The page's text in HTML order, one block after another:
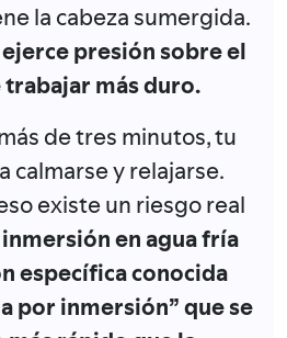
la cabeza sumergida.
presión sobre el
más duro.
de tres minutos, tu
calmarse y relajarse.
existe un riesgo real
inmersión en agua fría
específica conocida
por inmersión” que se